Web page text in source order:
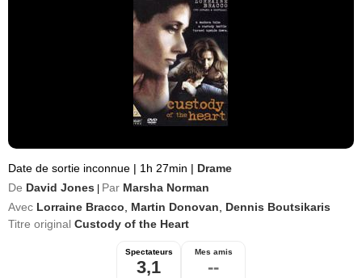
Date de sortie inconnue | 1h 27min | Drame
De David Jones Par Marsha Norman
Avec Lorraine Bracco Martin Donovan
Dennis Boutsikaris
Titre original Custody of the Heart
Spectateurs
3,1
Mes amis
--